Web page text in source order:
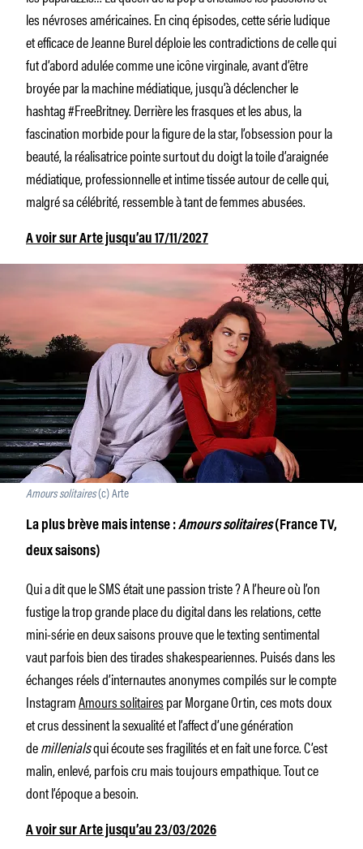
les névroses américaines. En cinq épisodes, cette série ludique
et efficace de Jeanne Burel déploie les contradictions de celle qui
fut d’abord adulée comme une icône virginale, avant d’être
broyée par la machine médiatique, jusqu’à déclencher le
hashtag #FreeBritney. Derrière les frasques et les abus, la
fascination morbide pour la figure de la star, l’obsession pour la
beauté, la réalisatrice pointe surtout du doigt la toile d’araignée
médiatique, professionnelle et intime tissée autour de celle qui,
malgré sa célébrité, ressemble à tant de femmes abusées.
A voir sur Arte jusqu’au 17/11/2027
Amours solitaires(c) Arte
La plus brève mais intense :Amours solitaires(France TV,
deux saisons)
Qui a dit que le SMS était une passion triste ? A l’heure où l’on
fustige la trop grande place du digital dans les relations, cette
mini-série en deux saisons prouve que le texting sentimental
vaut parfois bien des tirades shakespeariennes. Puisés dans les
échanges réels d’internautes anonymes compilés sur le compte
InstagramAmours solitairespar Morgane Ortin, ces mots doux
et crus dessinent la sexualité et l’affect d’une génération
demillenialsqui écoute ses fragilités et en fait une force. C’est
malin, enlevé, parfois cru mais toujours empathique. Tout ce
dont l’époque a besoin.
A voir sur Arte jusqu’au 23/03/2026